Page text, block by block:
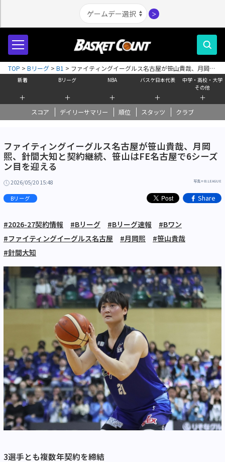
＞
新着
＋
Bリーグ
＋
NBA
＋
バスケ日本代表
＋
中学・高校・大学
その他
＋
スコア デイリーサマリー 順位 スタッツ クラブ
TOP > Bリーグ > B1 > ファイティングイーグルス名古屋が笹山貴哉、月岡
熙、針間大知と契約継続、笹山はFE名古屋で6シーズン目を迎える
ファイティングイーグルス名古屋が笹山貴哉、月岡
熙、針間大知と契約継続、笹山はFE名古屋で6シーズ
ン目を迎える
2026/05/20 15:48 写真＝B.LEAGUE
Bリーグ Share
#2026-27契約情報 #Bリーグ #Bリーグ速報
#Bワン
#ファイティングイーグルス名古屋
#月岡熙
#笹山貴哉
#針間大知
3選手とも複数年契約を締結